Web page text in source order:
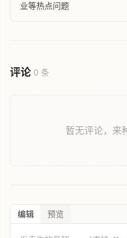
业等热点问题
评论 0 条
暂无评论，来
编辑 预览